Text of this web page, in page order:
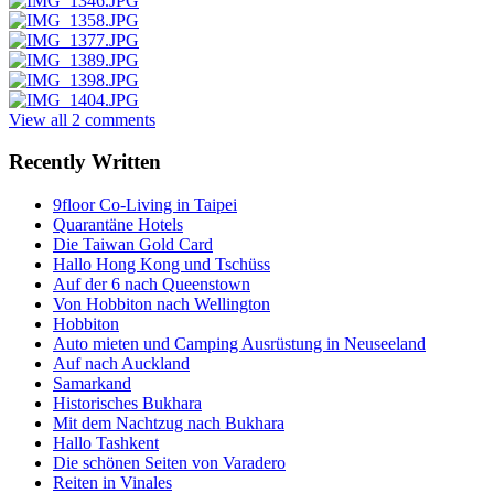
View all 2 comments
Recently Written
9floor Co-Living in Taipei
Quarantäne Hotels
Die Taiwan Gold Card
Hallo Hong Kong und Tschüss
Auf der 6 nach Queenstown
Von Hobbiton nach Wellington
Hobbiton
Auto mieten und Camping Ausrüstung in Neuseeland
Auf nach Auckland
Samarkand
Historisches Bukhara
Mit dem Nachtzug nach Bukhara
Hallo Tashkent
Die schönen Seiten von Varadero
Reiten in Vinales